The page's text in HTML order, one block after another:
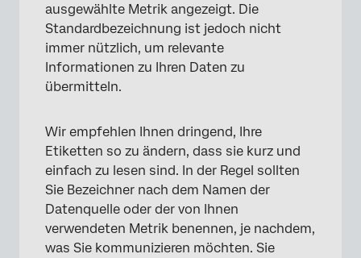
ausgewählte Metrik angezeigt. Die
Standardbezeichnung ist jedoch nicht
immer nützlich, um relevante
Informationen zu Ihren Daten zu
übermitteln.
Wir empfehlen Ihnen dringend, Ihre
Etiketten so zu ändern, dass sie kurz und
einfach zu lesen sind. In der Regel sollten
Sie Bezeichner nach dem Namen der
Datenquelle oder der von Ihnen
verwendeten Metrik benennen, je nachdem,
was Sie kommunizieren möchten. Sie